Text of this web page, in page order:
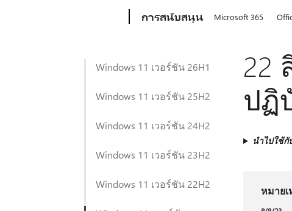
การสนับสนุน Microsoft 365
Windows 11 เวอร์ชัน 26H1
Windows 11 เวอร์ชัน 25H2
Windows 11 เวอร์ชัน 24H2
Windows 11 เวอร์ชัน 23H2
Windows 11 เวอร์ชัน 22H2
22
ปฏิ
นำไปใช้กั
หมาย